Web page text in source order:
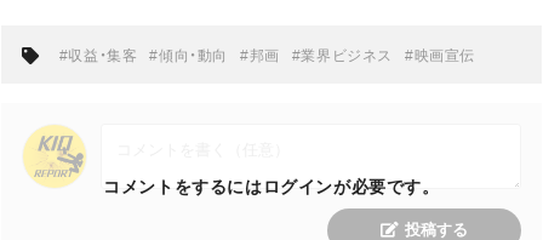
#収益・集客 #傾向・動向 #邦画 #業界ビジネス #映画宣伝
コメントをするにはログインが必要です。
投稿する